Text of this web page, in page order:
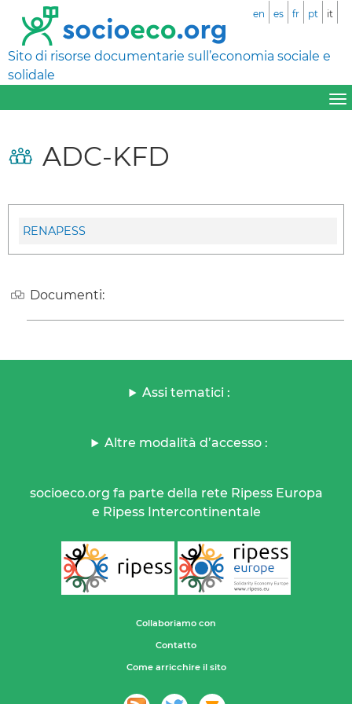
Sito di risorse documentarie sull’economia sociale e
solidale
en es fr pt it
ADC-KFD
RENAPESS
Documenti:
Assi tematici :
Altre modalità d’accesso :
socioeco.org fa parte della rete Ripess Europa
e Ripess Intercontinentale
Collaboriamo con
Contatto
Come arricchire il sito